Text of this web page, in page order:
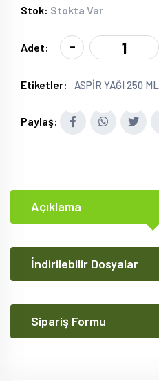
Stok: Stokta Var
Adet: -
Etiketler: ASPİR YAĞI 250 ML
Paylaş:
Açıklama
İndirilebilir Dosyalar
Sipariş Formu